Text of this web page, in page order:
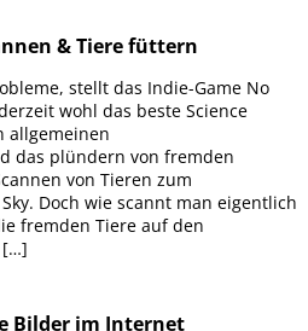
& Tiere füttern
stellt das Indie-Game No
wohl das beste Science
allgemeinen
das plündern von fremden
von Tieren zum
Doch wie scannt man eigentlich
fremden Tiere auf den
[…]
Bilder im Internet